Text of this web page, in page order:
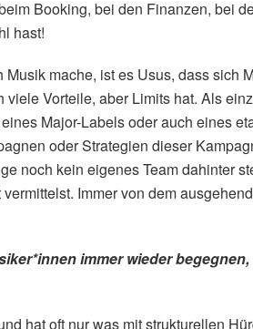
Booking, bei den Finanzen, bei
hast!
mache, ist es Usus, dass sich
Vorteile, aber Limits hat. Als
Major-Labels oder auch eines
oder Strategien dieser
noch kein eigenes Team dahinter
Immer von dem
immer wieder
hat oft nur was mit strukturellen